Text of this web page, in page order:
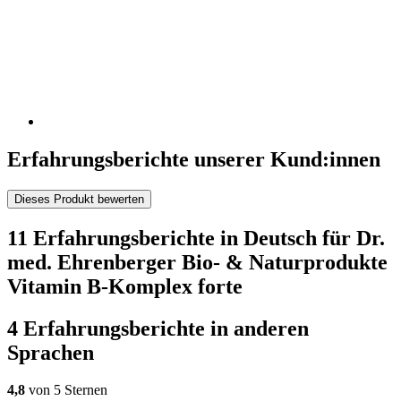
Erfahrungsberichte unserer Kund:innen
Dieses Produkt bewerten
11 Erfahrungsberichte in Deutsch für Dr.
med. Ehrenberger Bio- & Naturprodukte
Vitamin B-Komplex forte
4 Erfahrungsberichte in anderen
Sprachen
4,8 von 5 Sternen